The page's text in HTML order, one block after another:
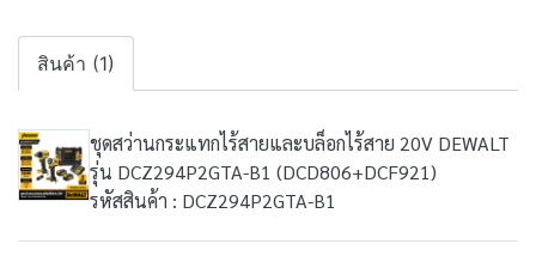
สินค้า (1)
ชุดสว่านกระแทกไร้สายและบล็อกไร้สาย 20V DEWALT
รุ่น DCZ294P2GTA-B1 (DCD806+DCF921)
รหัสสินค้า : DCZ294P2GTA-B1